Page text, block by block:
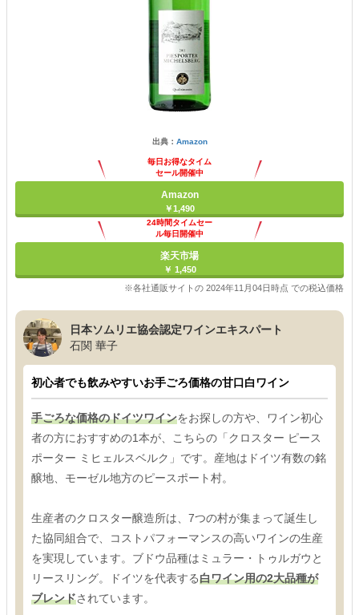
出典： Amazon
毎日お得なタイム
セール開催中
Amazon
￥1,490
24時間タイムセー
ル毎日開催中
楽天市場
￥ 1,450
※各社通販サイトの 2024年11月04日時点 での税込価格
日本ソムリエ協会認定ワインエキスパート
石関 華子
初心者でも飲みやすいお手ごろ価格の甘口白ワイン
手ごろな価格のドイツワインをお探しの方や、ワイン初心
者の方におすすめの1本が、こちらの「クロスター ピース
ポーター ミヒェルスベルク」です。産地はドイツ有数の銘
醸地、モーゼル地方のピースポート村。
生産者のクロスター醸造所は、7つの村が集まって誕生し
た協同組合で、コストパフォーマンスの高いワインの生産
を実現しています。ブドウ品種はミュラー・トゥルガウと
リースリング。ドイツを代表する白ワイン用の2大品種が
ブレンドされています。